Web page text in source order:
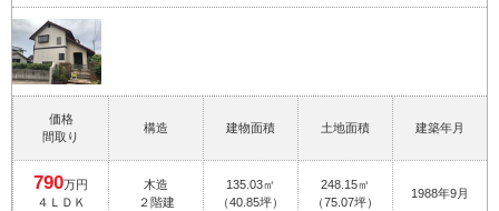
価格
間取り
構造 建物面積 土地面積 建築年月
790万円
４ＬＤＫ
木造
２階建
135.03㎡
（40.85坪）
248.15㎡
（75.07坪）
1988年9月